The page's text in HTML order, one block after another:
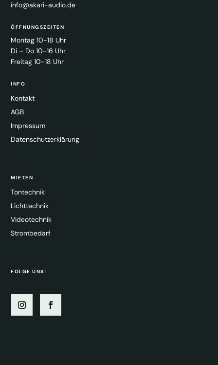
info@akari-audio.de
ÖFFNUNGSZEITEN
Montag 10-18 Uhr
Di – Do 10-16 Uhr
Freitag 10-18 Uhr
INFO
Kontakt
AGB
Impressum
Datenschutzerklärung
MIETEN
Tontechnik
Lichttechnik
Videotechnik
Strombedarf
FOLGE UNS!